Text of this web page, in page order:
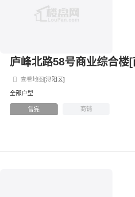
庐峰北路58号商业综合楼
[浔阳区]
查看地图
全部户型
售完 商铺